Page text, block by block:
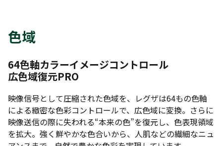
色域
64色軸カラーイメージコントロール
広色域復元PRO
映像信号として圧縮された色域を、レグザは64もの色軸
による緻密な色彩コントロールで、広色域に変換。さらに
映像送信の際に失われる“本来の色”を復元し、色表現領域
を拡大。強く鮮やかな色合いから、人肌などの繊細なニュ